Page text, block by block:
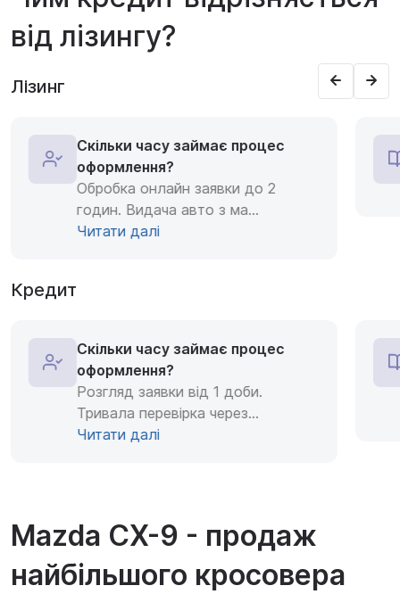
від лізингу?
Лізинг
Скільки часу займає процес
оформлення?
Обробка онлайн заявки до 2
годин. Видача авто з ма...
Читати далі
Кредит
Скільки часу займає процес
оформлення?
Розгляд заявки від 1 доби.
Тривала перевірка через...
Читати далі
Mazda CX-9 - продаж
найбільшого кросовера